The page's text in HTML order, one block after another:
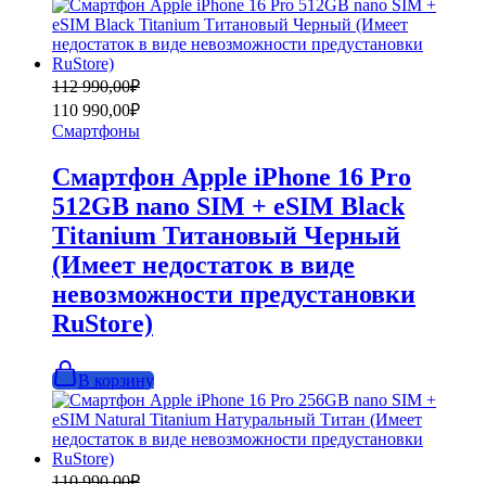
112 990,00₽
Первоначальная
цена
составляла
112
110 990,00₽
Текущая
цена:
110
990,00₽.
Смартфоны
Смартфон Apple iPhone 16 Pro
512GB nano SIM + eSIM Black
Titanium Титановый Черный
(Имеет недостаток в виде
невозможности предустановки
RuStore)
В корзину
Первоначальная
Текущая